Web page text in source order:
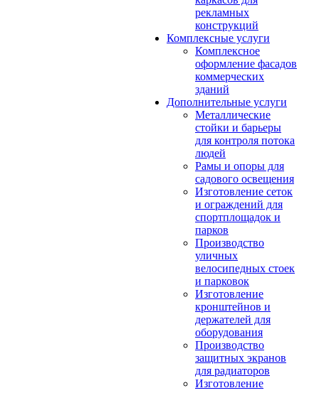
рекламных
конструкций
Комплексные услуги
Комплексное
оформление фасадов
коммерческих
зданий
Дополнительные услуги
Металлические
стойки и барьеры
для контроля потока
людей
Рамы и опоры для
садового освещения
Изготовление сеток
и ограждений для
спортплощадок и
парков
Производство
уличных
велосипедных стоек
и парковок
Изготовление
кронштейнов и
держателей для
оборудования
Производство
защитных экранов
для радиаторов
Изготовление